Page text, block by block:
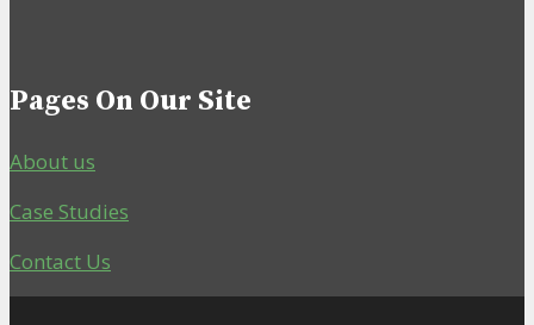
Pages On Our Site
About us
Case Studies
Contact Us